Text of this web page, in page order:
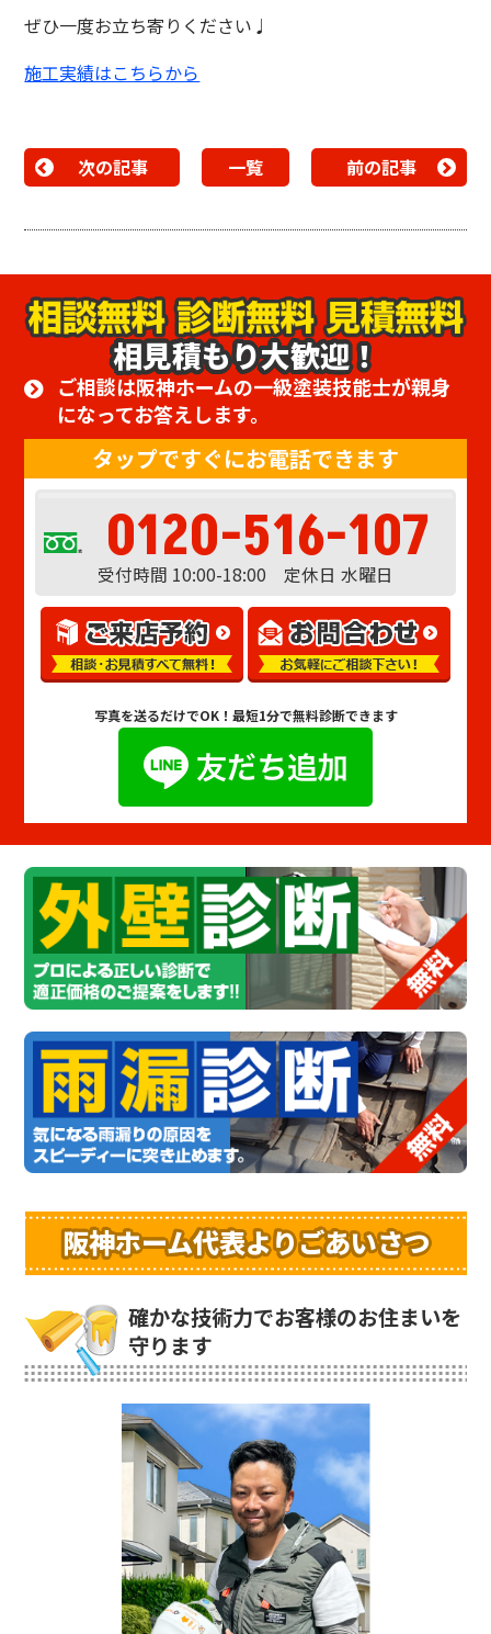
ぜひ一度お立ち寄りください♩
施工実績はこちらから
次の記事 一覧 前の記事
相見積もり大歓迎！
ご相談は阪神ホームの一級塗装技能士が親身
になってお答えします。
タップですぐにお電話できます
0120-516-107
受付時間 10:00-18:00 定休日 水曜日
写真を送るだけでOK！ 最短1分で無料診断できます
阪神ホーム代表よりごあいさつ
確かな技術力でお客様のお住まいを
守ります